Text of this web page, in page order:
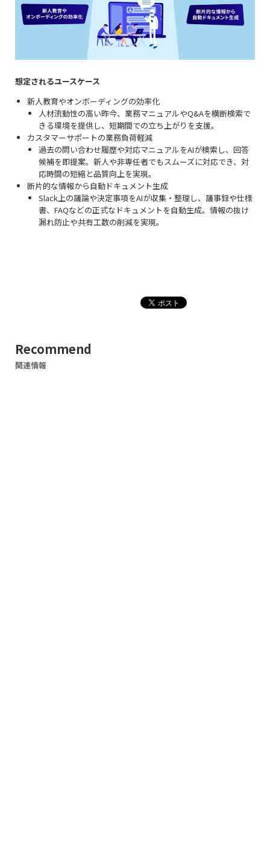
想定されるユースケース
新人教育やオンボーディングの効率化
人材流動性の高い昨今、業務マニュアルやQ&Aを横断検索で
きる環境を提供し、短期間での立ち上がりを支援。
カスタマーサポートの業務負荷軽減
過去の問い合わせ履歴や対応マニュアルをAIが検索し、回答
候補を即提案。新人や非専任者でもスムーズに対応でき、対
応時間の短縮と品質向上を実現。
断片的な情報から自動ドキュメント生成
Slack上の議論や決定事項をAIが収集・整理し、議事録や仕様
書、FAQなどの正式なドキュメントを自動生成。情報の抜け
漏れ防止や共有工数の削減を実現。
Recommend
関連情報